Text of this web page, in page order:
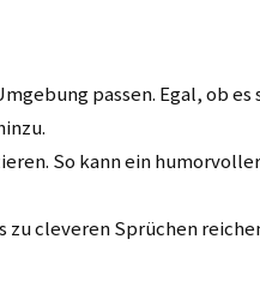
passen. Egal, ob es
So kann ein
cleveren Sprüchen